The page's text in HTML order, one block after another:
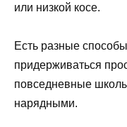
или низкой косе.
Есть разные
придерживаться
повседневные
нарядными.